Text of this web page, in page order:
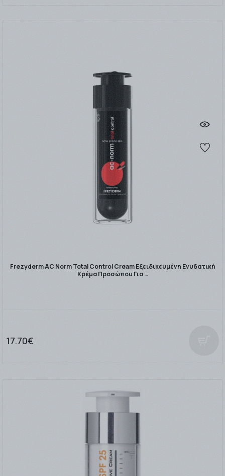
Frezyderm AC Νorm Total Control Cream Εξειδικευμένη Ενυδατική
Κρέμα Προσώπου Για …
17.70€